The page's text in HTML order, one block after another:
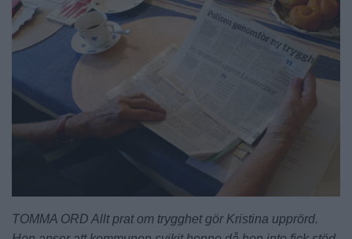
TOMMA ORD Allt prat om trygghet gör Kristina upprörd.